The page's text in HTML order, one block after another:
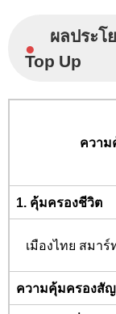
●
ผลประโ
Top Up
ความ
1. คุ้มครองชีวิต
เมืองไทย สมาร์
ความคุ้มครองสัญ